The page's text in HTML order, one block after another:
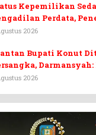
Kepemilikan
Perdata,
Dr. Ruksamin
2026
Bupati Konut
Darmansyah:
Diduga
2026